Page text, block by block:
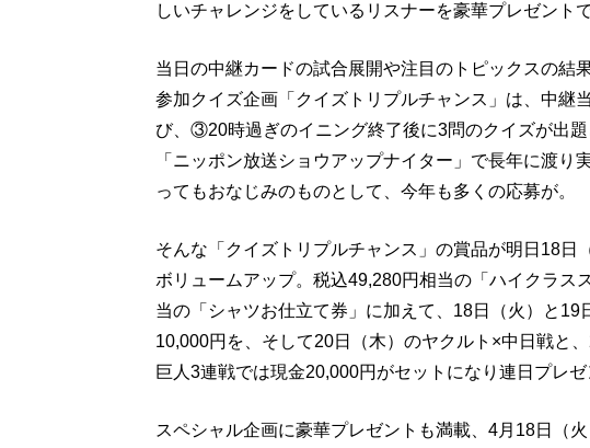
しいチャレンジをしているリスナーを豪華プレゼント
当日の中継カードの試合展開や注目のトピックスの結
参加クイズ企画「クイズトリプルチャンス」は、中
び、③20時過ぎのイニング終了後に3問のクイズが出題
「ニッポン放送ショウアップナイター」で長年に渡り
ってもおなじみのものとして、今年も多くの応募が。
そんな「クイズトリプルチャンス」の賞品が明日18日
ボリュームアップ。税込49,280円相当の「ハイクラス
当の「シャツお仕立て券」に加えて、18日（火）と
10,000円を、そして20日（木）のヤクルト×中日戦と
巨人3連戦では現金20,000円がセットになり連日プレゼ
スペシャル企画に豪華プレゼントも満載、4月18日（